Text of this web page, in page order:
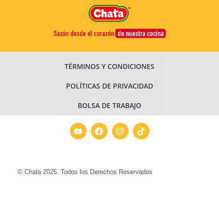
TÉRMINOS Y CONDICIONES
POLÍTICAS DE PRIVACIDAD
BOLSA DE TRABAJO
© Chata 2025. Todos los Derechos Reservados